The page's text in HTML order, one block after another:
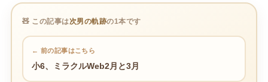
🧸 この記事は次男の軌跡の1本です
← 前の記事はこちら
小6、ミラクルWeb2月と3月